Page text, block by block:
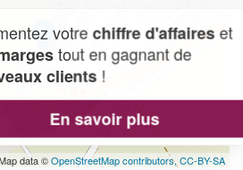
data ©OpenStreetMap contributors, CC-BY-SA
votrechiffre d'affaireset
tout en gagnant de
clients!
En savoir plus